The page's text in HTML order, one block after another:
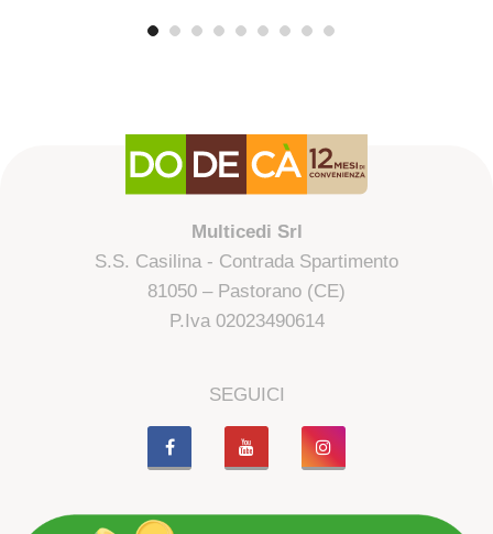
Multicedi Srl
S.S. Casilina - Contrada Spartimento
81050 – Pastorano (CE)
P.Iva 02023490614
SEGUICI